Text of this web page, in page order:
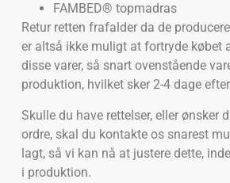
FAMBED® topmadras
Retur retten frafalder da de
er altså ikke muligt at fortryde købet
disse varer, så snart ovenstående
produktion, hvilket sker 2-4 dage
Skulle du have rettelser, eller ønsker
ordre, skal du kontakte os snarest
lagt, så vi kan nå at justere dette,
i produktion.